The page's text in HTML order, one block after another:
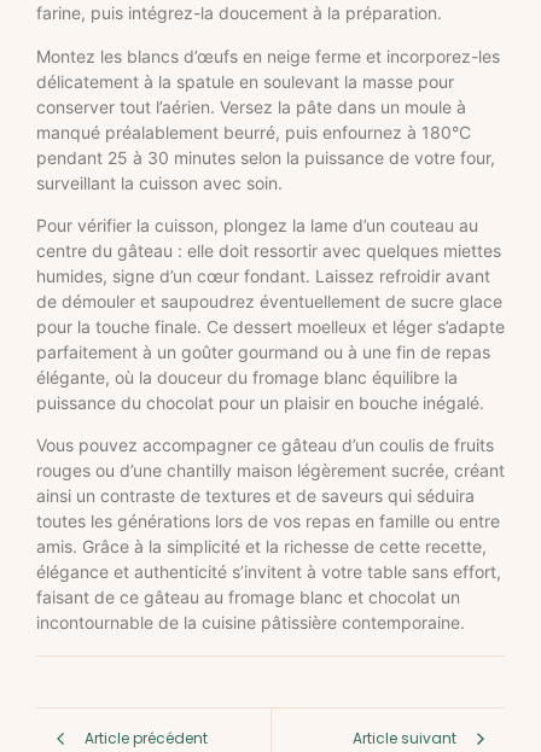
farine, puis intégrez-la doucement à la préparation.
Montez les blancs d’œufs en neige ferme et incorporez-les
délicatement à la spatule en soulevant la masse pour
conserver tout l’aérien. Versez la pâte dans un moule à
manqué préalablement beurré, puis enfournez à 180°C
pendant 25 à 30 minutes selon la puissance de votre four,
surveillant la cuisson avec soin.
Pour vérifier la cuisson, plongez la lame d’un couteau au
centre du gâteau : elle doit ressortir avec quelques miettes
humides, signe d’un cœur fondant. Laissez refroidir avant
de démouler et saupoudrez éventuellement de sucre glace
pour la touche finale. Ce dessert moelleux et léger s’adapte
parfaitement à un goûter gourmand ou à une fin de repas
élégante, où la douceur du fromage blanc équilibre la
puissance du chocolat pour un plaisir en bouche inégalé.
Vous pouvez accompagner ce gâteau d’un coulis de fruits
rouges ou d’une chantilly maison légèrement sucrée, créant
ainsi un contraste de textures et de saveurs qui séduira
toutes les générations lors de vos repas en famille ou entre
amis. Grâce à la simplicité et la richesse de cette recette,
élégance et authenticité s’invitent à votre table sans effort,
faisant de ce gâteau au fromage blanc et chocolat un
incontournable de la cuisine pâtissière contemporaine.
Article précédent Article suivant